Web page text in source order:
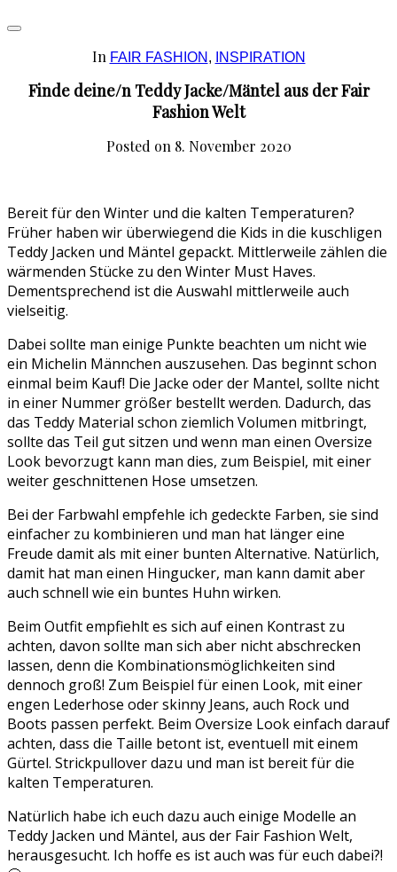
In FAIR FASHION , INSPIRATION
Finde deine/n Teddy Jacke/Mäntel aus der Fair
Fashion Welt
Posted on 8. November 2020
Bereit für den Winter und die kalten Temperaturen?
Früher haben wir überwiegend die Kids in die kuschligen
Teddy Jacken und Mäntel gepackt. Mittlerweile zählen die
wärmenden Stücke zu den Winter Must Haves.
Dementsprechend ist die Auswahl mittlerweile auch
vielseitig.
Dabei sollte man einige Punkte beachten um nicht wie
ein Michelin Männchen auszusehen. Das beginnt schon
einmal beim Kauf! Die Jacke oder der Mantel, sollte nicht
in einer Nummer größer bestellt werden. Dadurch, das
das Teddy Material schon ziemlich Volumen mitbringt,
sollte das Teil gut sitzen und wenn man einen Oversize
Look bevorzugt kann man dies, zum Beispiel, mit einer
weiter geschnittenen Hose umsetzen.
Bei der Farbwahl empfehle ich gedeckte Farben, sie sind
einfacher zu kombinieren und man hat länger eine
Freude damit als mit einer bunten Alternative. Natürlich,
damit hat man einen Hingucker, man kann damit aber
auch schnell wie ein buntes Huhn wirken.
Beim Outfit empfiehlt es sich auf einen Kontrast zu
achten, davon sollte man sich aber nicht abschrecken
lassen, denn die Kombinationsmöglichkeiten sind
dennoch groß! Zum Beispiel für einen Look, mit einer
engen Lederhose oder skinny Jeans, auch Rock und
Boots passen perfekt. Beim Oversize Look einfach darauf
achten, dass die Taille betont ist, eventuell mit einem
Gürtel. Strickpullover dazu und man ist bereit für die
kalten Temperaturen.
Natürlich habe ich euch dazu auch einige Modelle an
Teddy Jacken und Mäntel, aus der Fair Fashion Welt,
herausgesucht. Ich hoffe es ist auch was für euch dabei?!